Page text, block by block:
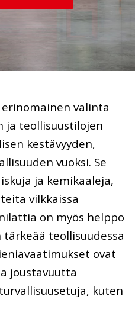
valinta
ja teollisuustilojen
kestävyyden,
vuoksi. Se
ja kemikaaleja,
vilkkaissa
on myös helppo
teollisuudessa
ovat
joustavuutta
kuten